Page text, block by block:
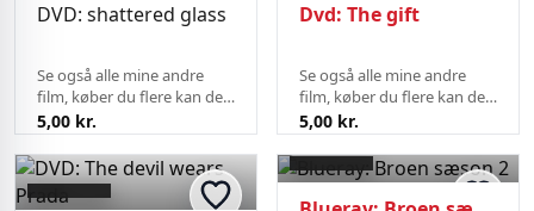
DVD: shattered glass
Se også alle mine andre
film, køber du flere kan de
sendes på samme fragt.
5,00 kr.
Dvd: The gift
Se også alle mine andre
film, køber du flere kan de
sendes på samme fragt.
5,00 kr.